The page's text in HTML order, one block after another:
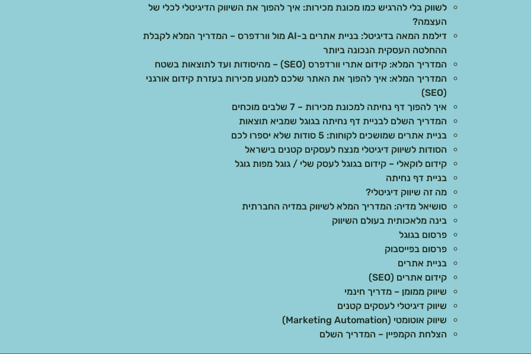
לשווק בלי להרגיש כמו מכונת מכירות: איך להפוך את השיווק הדיגיטלי לכלי של
העצמה?
דילמת המאה בדיגיטל: בניית אתרים ב-AI מול וורדפרס – המדריך המלא לקבלת
ההחלטה העסקית הנכונה ביותר
המדריך המלא: קידום אתרי וורדפרס (SEO) – מהיסודות ועד לתוצאות בשטח
המדריך המלא: איך להפוך את האתר שלכם למנוע מכירות בעזרת קידום אורגני
(SEO)
איך להפוך דף נחיתה למכונת מכירות – 7 שלבים מוכחים
המדריך השלם לבניית דף נחיתה בגוגל שמביא תוצאות
בניית אתרים שמושכים לקוחות: 5 סודות שלא יספרו לכם
הסודות לשיווק דיגיטלי מנצח לעסקים קטנים בישראל
קידום לוקאלי – קידום בגוגל לעסק שלי / גוגל מפות גוגל
בניית דף נחיתה
מה זה שיווק דיגיטלי?
סושיאל מדיה: המדריך המלא לשיווק במדיה החברתית
בינה מלאכותית בעולם השיווק
פרסום בגוגל
פרסום בפייסבוק
בניית אתרים
קידום אתרים (SEO)
שיווק ממומן – מדריך חינמי
שיווק דיגיטלי לעסקים קטנים
שיווק אוטומטי (Marketing Automation)
הצלחת הקמפיין – המדריך השלם